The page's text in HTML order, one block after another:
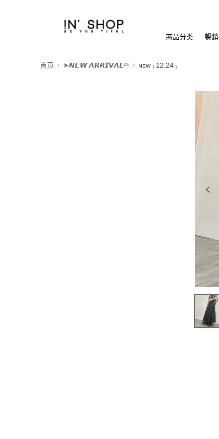
商品分类 暢
首页 ➤𝙉𝙀𝙒 𝘼𝙍𝙍𝙄𝙑𝘼𝙇²⁵ ɴᴇᴡ ₍ 12.24 ₎